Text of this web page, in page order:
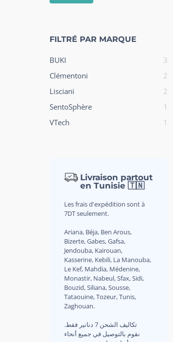
FILTRÉ PAR MARQUE
BUKI
3
Clémentoni
2
Lisciani
2
SentoSphère
1
VTech
1
Livraison partout
en Tunisie 🇹🇳
Les frais d'expédition sont à
7DT seulement.
Ariana, Béja, Ben Arous,
Bizerte, Gabes, Gafsa,
Jendouba, Kairouan,
Kasserine, Kebili, La Manouba,
Le Kef, Mahdia, Médenine,
Monastir, Nabeul, Sfax, Sidi,
Bouzid, Siliana, Sousse,
Tataouine, Tozeur, Tunis,
Zaghouan.
.تكاليف الشحن 7 دنانير فقط
نقوم بالتوصيل في جميع أنحاء